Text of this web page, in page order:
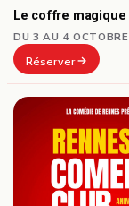
Le coffre magique
DU 3 AU 4 OCTOBRE
Réserver